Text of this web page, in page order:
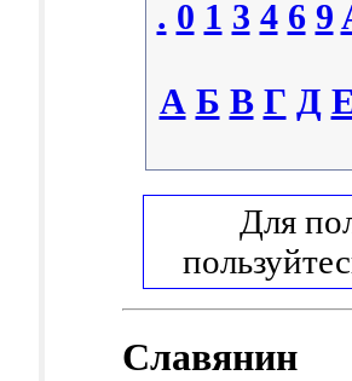
. 0 1 3 4 6 9
А Б В Г Д
Для
Славянин